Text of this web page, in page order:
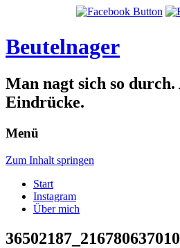
Beutelnager
Man nagt sich so
Eindrücke.
Menü
Zum Inhalt springen
Start
Instagram
Über mich